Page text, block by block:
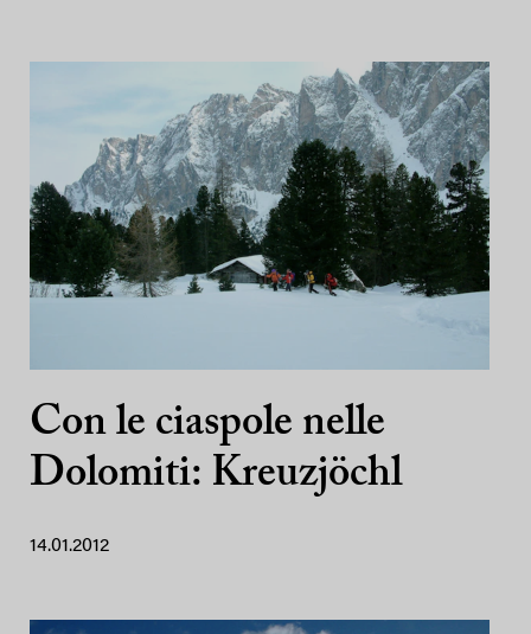
Con le ciaspole nelle
Dolomiti: Kreuzjöchl
14.01.2012